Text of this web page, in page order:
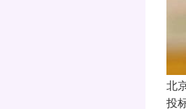
北
投